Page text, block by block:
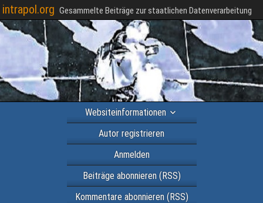
intrapol.org Gesammelte Beiträge zur staatlichen Datenverarbeitung
Websiteinformationen
Autor registrieren
Anmelden
Beiträge abonnieren (RSS)
Kommentare abonnieren (RSS)